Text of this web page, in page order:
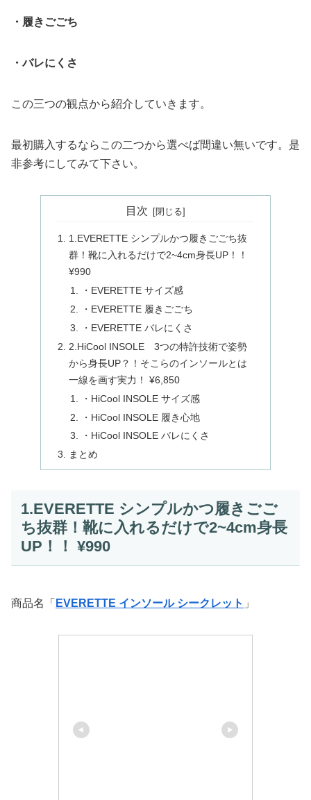
・履きごごち
・バレにくさ
この三つの観点から紹介していきます。
最初購入するならこの二つから選べば間違い無いです。是
非参考にしてみて下さい。
目次
1.EVERETTE シンプルかつ履きごごち抜
群！靴に入れるだけで2~4cm身長UP！！
¥990
・EVERETTE サイズ感
・EVERETTE 履きごごち
・EVERETTE バレにくさ
2.HiCool INSOLE 3つの特許技術で姿勢
から身長UP？！そこらのインソールとは
一線を画す実力！ ¥6,850
・HiCool INSOLE サイズ感
・HiCool INSOLE 履き心地
・HiCool INSOLE バレにくさ
まとめ
1.EVERETTE シンプルかつ履きごご
ち抜群！靴に入れるだけで2~4cm身長
UP！！ ¥990
商品名「 EVERETTE インソール シークレット 」